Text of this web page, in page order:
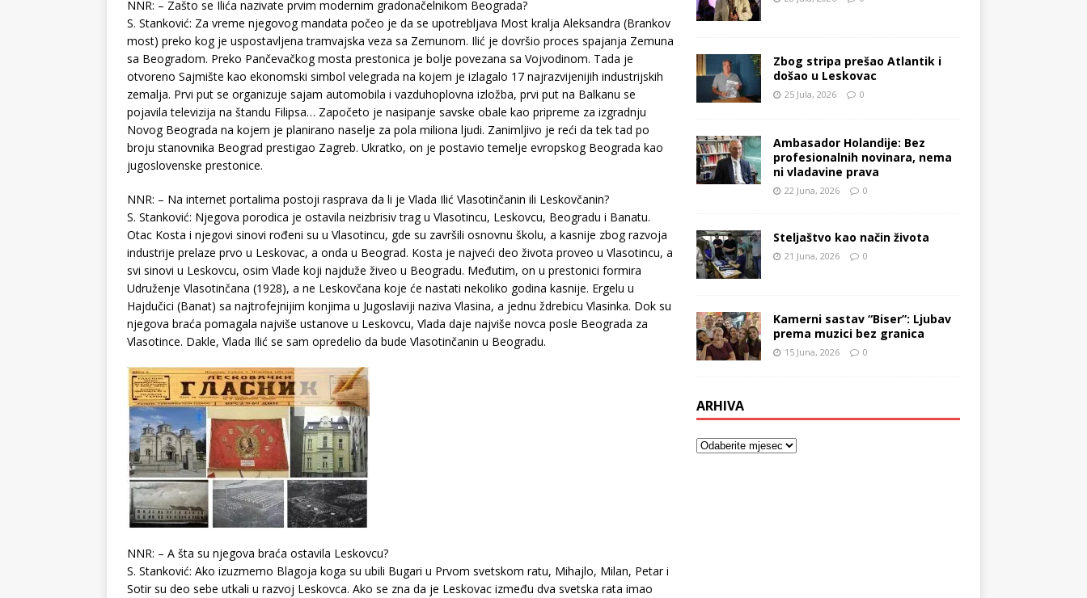
NNR: – Zašto se Ilića nazivate prvim modernim gradonačelnikom Beograda?
S. Stanković: Za vreme njegovog mandata počeo je da se upotrebljava Most kralja Aleksandra (Brankov
most) preko kog je uspostavljena tramvajska veza sa Zemunom. Ilić je dovršio proces spajanja Zemuna
sa Beogradom. Preko Pančevačkog mosta prestonica je bolje povezana sa Vojvodinom. Tada je
otvoreno Sajmište kao ekonomski simbol velegrada na kojem je izlagalo 17 najrazvijenijih industrijskih
zemalja. Prvi put se organizuje sajam automobila i vazduhoplovna izložba, prvi put na Balkanu se
pojavila televizija na štandu Filipsa… Započeto je nasipanje savske obale kao pripreme za izgradnju
Novog Beograda na kojem je planirano naselje za pola miliona ljudi. Zanimljivo je reći da tek tad po
broju stanovnika Beograd prestigao Zagreb. Ukratko, on je postavio temelje evropskog Beograda kao
jugoslovenske prestonice.
NNR: – Na internet portalima postoji rasprava da li je Vlada Ilić Vlasotinčanin ili Leskovčanin?
S. Stanković: Njegova porodica je ostavila neizbrisiv trag u Vlasotincu, Leskovcu, Beogradu i Banatu.
Otac Kosta i njegovi sinovi rođeni su u Vlasotincu, gde su završili osnovnu školu, a kasnije zbog razvoja
industrije prelaze prvo u Leskovac, a onda u Beograd. Kosta je najveći deo života proveo u Vlasotincu, a
svi sinovi u Leskovcu, osim Vlade koji najduže živeo u Beogradu. Međutim, on u prestonici formira
Udruženje Vlasotinčana (1928), a ne Leskovčana koje će nastati nekoliko godina kasnije. Ergelu u
Hajdučici (Banat) sa najtrofejnijim konjima u Jugoslaviji naziva Vlasina, a jednu ždrebicu Vlasinka. Dok su
njegova braća pomagala najviše ustanove u Leskovcu, Vlada daje najviše novca posle Beograda za
Vlasotince. Dakle, Vlada Ilić se sam opredelio da bude Vlasotinčanin u Beogradu.
NNR: – A šta su njegova braća ostavila Leskovcu?
S. Stanković: Ako izuzmemo Blagoja koga su ubili Bugari u Prvom svetskom ratu, Mihajlo, Milan, Petar i
Sotir su deo sebe utkali u razvoj Leskovca. Ako se zna da je Leskovac između dva svetska rata imao
Zbog stripa prešao Atlantik i
došao u Leskovac
25 Jula, 2026 0
Ambasador Holandije: Bez
profesionalnih novinara, nema
ni vladavine prava
22 Juna, 2026 0
Steljaštvo kao način života
21 Juna, 2026 0
Kamerni sastav “Biser”: Ljubav
prema muzici bez granica
15 Juna, 2026 0
ARHIVA